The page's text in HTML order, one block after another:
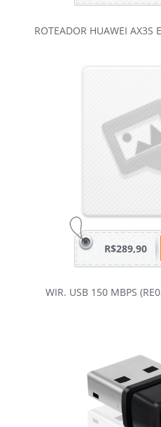
ROTEADOR HUAWEI AX3S
R$289,90
WIR. USB 150 MBPS